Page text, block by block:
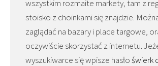
wszystkim rozmaite markety, tam z
stoisko z choinkami się znajdzie.
zaglądać na bazary i place targowe,
oczywiście skorzystać z internetu.
wyszukiwarce się wpisze hasłoświerk